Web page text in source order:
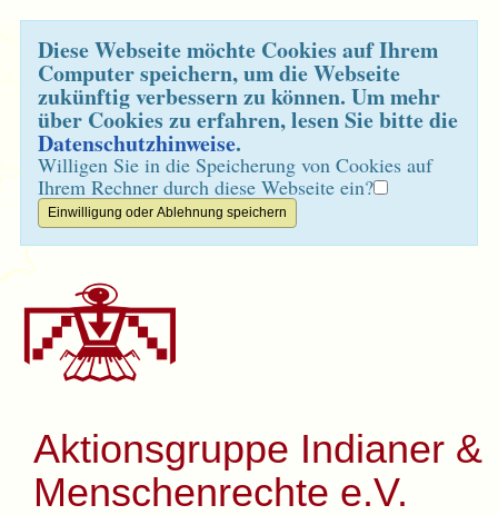
Diese Webseite möchte Cookies auf Ihrem
Computer speichern, um die Webseite
zukünftig verbessern zu können. Um mehr
über Cookies zu erfahren, lesen Sie bitte die
Datenschutzhinweise.
Willigen Sie in die Speicherung von Cookies auf
Ihrem Rechner durch diese Webseite ein?
Aktionsgruppe Indianer &
Menschenrechte e.V.